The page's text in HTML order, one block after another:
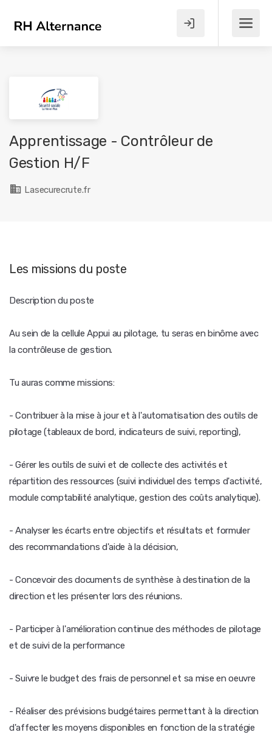
Apprentissage - Contrôleur de
Gestion H/F
Lasecurecrute.fr
Les missions du poste
Description du poste
Au sein de la cellule Appui au pilotage, tu seras en binôme avec
la contrôleuse de gestion.
Tu auras comme missions:
- Contribuer à la mise à jour et à l'automatisation des outils de
pilotage (tableaux de bord, indicateurs de suivi, reporting),
- Gérer les outils de suivi et de collecte des activités et
répartition des ressources (suivi individuel des temps d'activité,
module comptabilité analytique, gestion des coûts analytique).
- Analyser les écarts entre objectifs et résultats et formuler
des recommandations d'aide à la décision,
- Concevoir des documents de synthèse à destination de la
direction et les présenter lors des réunions.
- Participer à l'amélioration continue des méthodes de pilotage
et de suivi de la performance
- Suivre le budget des frais de personnel et sa mise en oeuvre
- Réaliser des prévisions budgétaires permettant à la direction
d'affecter les moyens disponibles en fonction de la stratégie